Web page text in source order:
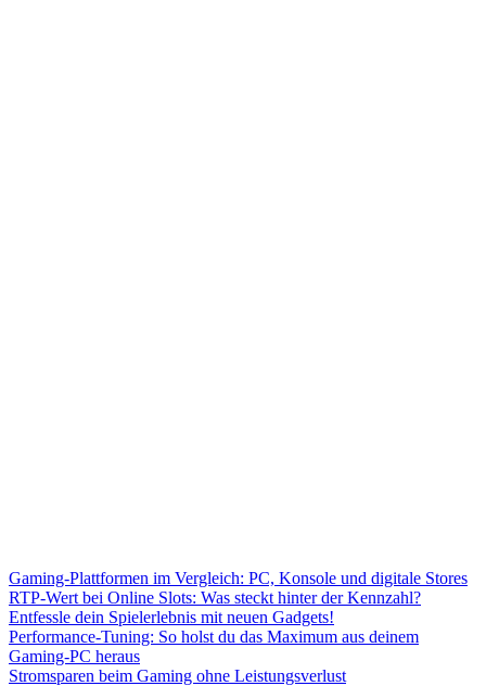
Gaming-Plattformen im Vergleich: PC, Konsole und digitale Stores
RTP-Wert bei Online Slots: Was steckt hinter der Kennzahl?
Entfessle dein Spielerlebnis mit neuen Gadgets!
Performance-Tuning: So holst du das Maximum aus deinem
Gaming-PC heraus
Stromsparen beim Gaming ohne Leistungsverlust